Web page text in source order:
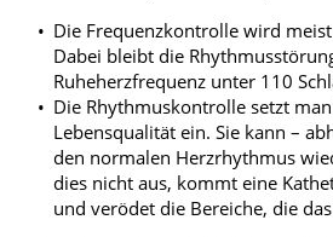
Die Frequenzkontrolle wird
Dabei bleibt die
Ruheherzfrequenz unter 110
Die Rhythmuskontrolle setzt
Lebensqualität ein. Sie kann –
den normalen Herzrhythmus
dies nicht aus, kommt eine
und verödet die Bereiche, die